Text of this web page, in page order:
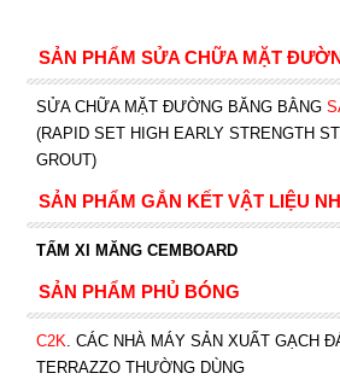
SẢN PHẨM SỬA CHỮA MẶT
SỬA CHỮA MẶT ĐƯỜNG BĂNG BẰNG
(RAPID SET HIGH EARLY STRENGTH
GROUT)
SẢN PHẨM GẮN KẾT VẬT LIỆU
TẤM XI MĂNG CEMBOARD
SẢN PHẨM PHỦ BÓNG
C2K. CÁC NHÀ MÁY SẢN XUẤT GẠCH
TERRAZZO THƯỜNG DÙNG